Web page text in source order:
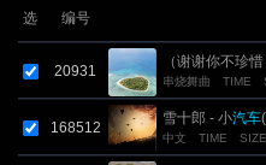
选 编号
20931
（谢谢你不珍
串烧舞曲 TIME
168512
雪十郎 - 小汽车
中文 TIME SIZE